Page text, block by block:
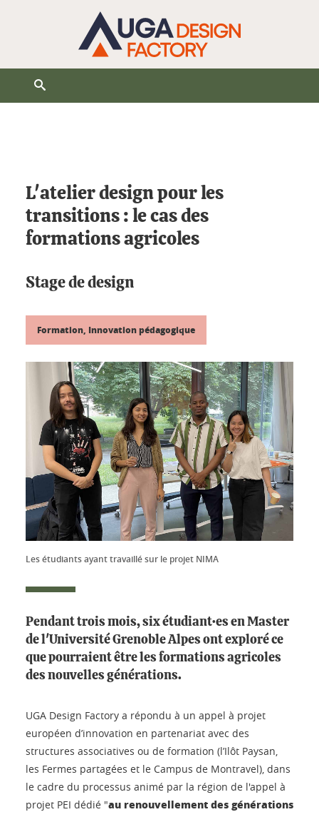
L'atelier design pour les
transitions : le cas des
formations agricoles
Stage de design
Formation, Innovation pédagogique
Les étudiants ayant travaillé sur le projet NIMA
Pendant trois mois, six étudiant·es en Master
de l'Université Grenoble Alpes ont exploré ce
que pourraient être les formations agricoles
des nouvelles générations.
UGA Design Factory a répondu à un appel à projet
européen d’innovation en partenariat avec des
structures associatives ou de formation (l’Ilôt Paysan,
les Fermes partagées et le Campus de Montravel), dans
le cadre du processus animé par la région de l'appel à
projet PEI dédié "au renouvellement des générations